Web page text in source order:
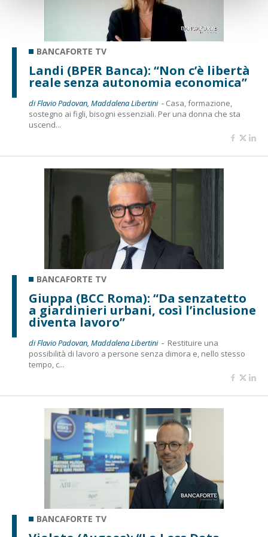
BANCAFORTE TV
Landi (BPER Banca): “Non c’è libertà
reale senza autonomia economica”
di Flavio Padovan, Maddalena Libertini - Casa, formazione,
sostegno ai figli, bisogni essenziali. Per una donna che sta
uscend...
BANCAFORTE TV
Giuppa (BCC Roma): “Da senzatetto
a giardinieri urbani, così l’inclusione
diventa lavoro”
di Flavio Padovan, Maddalena Libertini - Restituire una
possibilità di lavoro a persone senza dimora e, nello stesso
tempo, c...
BANCAFORTE TV